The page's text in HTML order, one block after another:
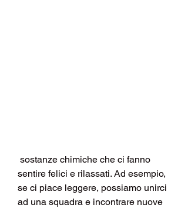
sentire felici e rilassati. Ad esempio,
se ci piace leggere, possiamo unirci
ad una squadra e incontrare nuove